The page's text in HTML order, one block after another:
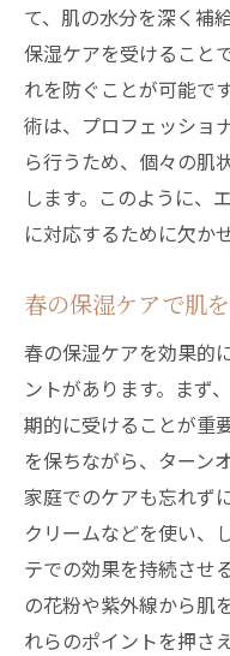
て、肌の水分を深く補
保湿ケアを受けること
れを防ぐことが可能で
術は、プロフェッショ
ら行うため、個々の肌
します。このように、
に対応するために欠か
春の保湿ケアで肌
春の保湿ケアを効果的
ントがあります。まず
期的に受けることが重
を保ちながら、ターン
家庭でのケアも忘れず
クリームなどを使い、
テでの効果を持続させ
の花粉や紫外線から肌
れらのポイントを押さ